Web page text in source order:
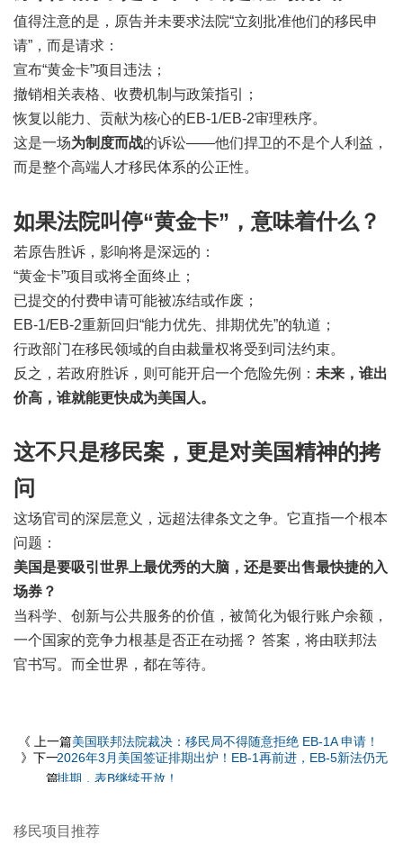
值得注意的是，原告并未要求法院“立刻批准他们的移民申
请”，而是请求：
宣布“黄金卡”项目违法；
撤销相关表格、收费机制与政策指引；
恢复以能力、贡献为核心的EB-1/EB-2审理秩序。
这是一场为制度而战的诉讼——他们捍卫的不是个人利益，
而是整个高端人才移民体系的公正性。
如果法院叫停“黄金卡”，意味着什么？
若原告胜诉，影响将是深远的：
“黄金卡”项目或将全面终止；
已提交的付费申请可能被冻结或作废；
EB-1/EB-2重新回归“能力优先、排期优先”的轨道；
行政部门在移民领域的自由裁量权将受到司法约束。
反之，若政府胜诉，则可能开启一个危险先例： 未来，谁出
价高，谁就能更快成为美国人。
这不只是移民案，更是对美国精神的拷
问
这场官司的深层意义，远超法律条文之争。它直指一个根本
问题：
美国是要吸引世界上最优秀的大脑，还是要出售最快捷的入
场券？
当科学、创新与公共服务的价值，被简化为银行账户余额，
一个国家的竞争力根基是否正在动摇？ 答案，将由联邦法
官书写。而全世界，都在等待。
《 上一篇美国联邦法院裁决：移民局不得随意拒绝 EB-1A 申请！
》下一
篇
2026年3月美国签证排期出炉！EB-1再前进，EB-5新法仍无
排期，表B继续开放！
移民项目推荐